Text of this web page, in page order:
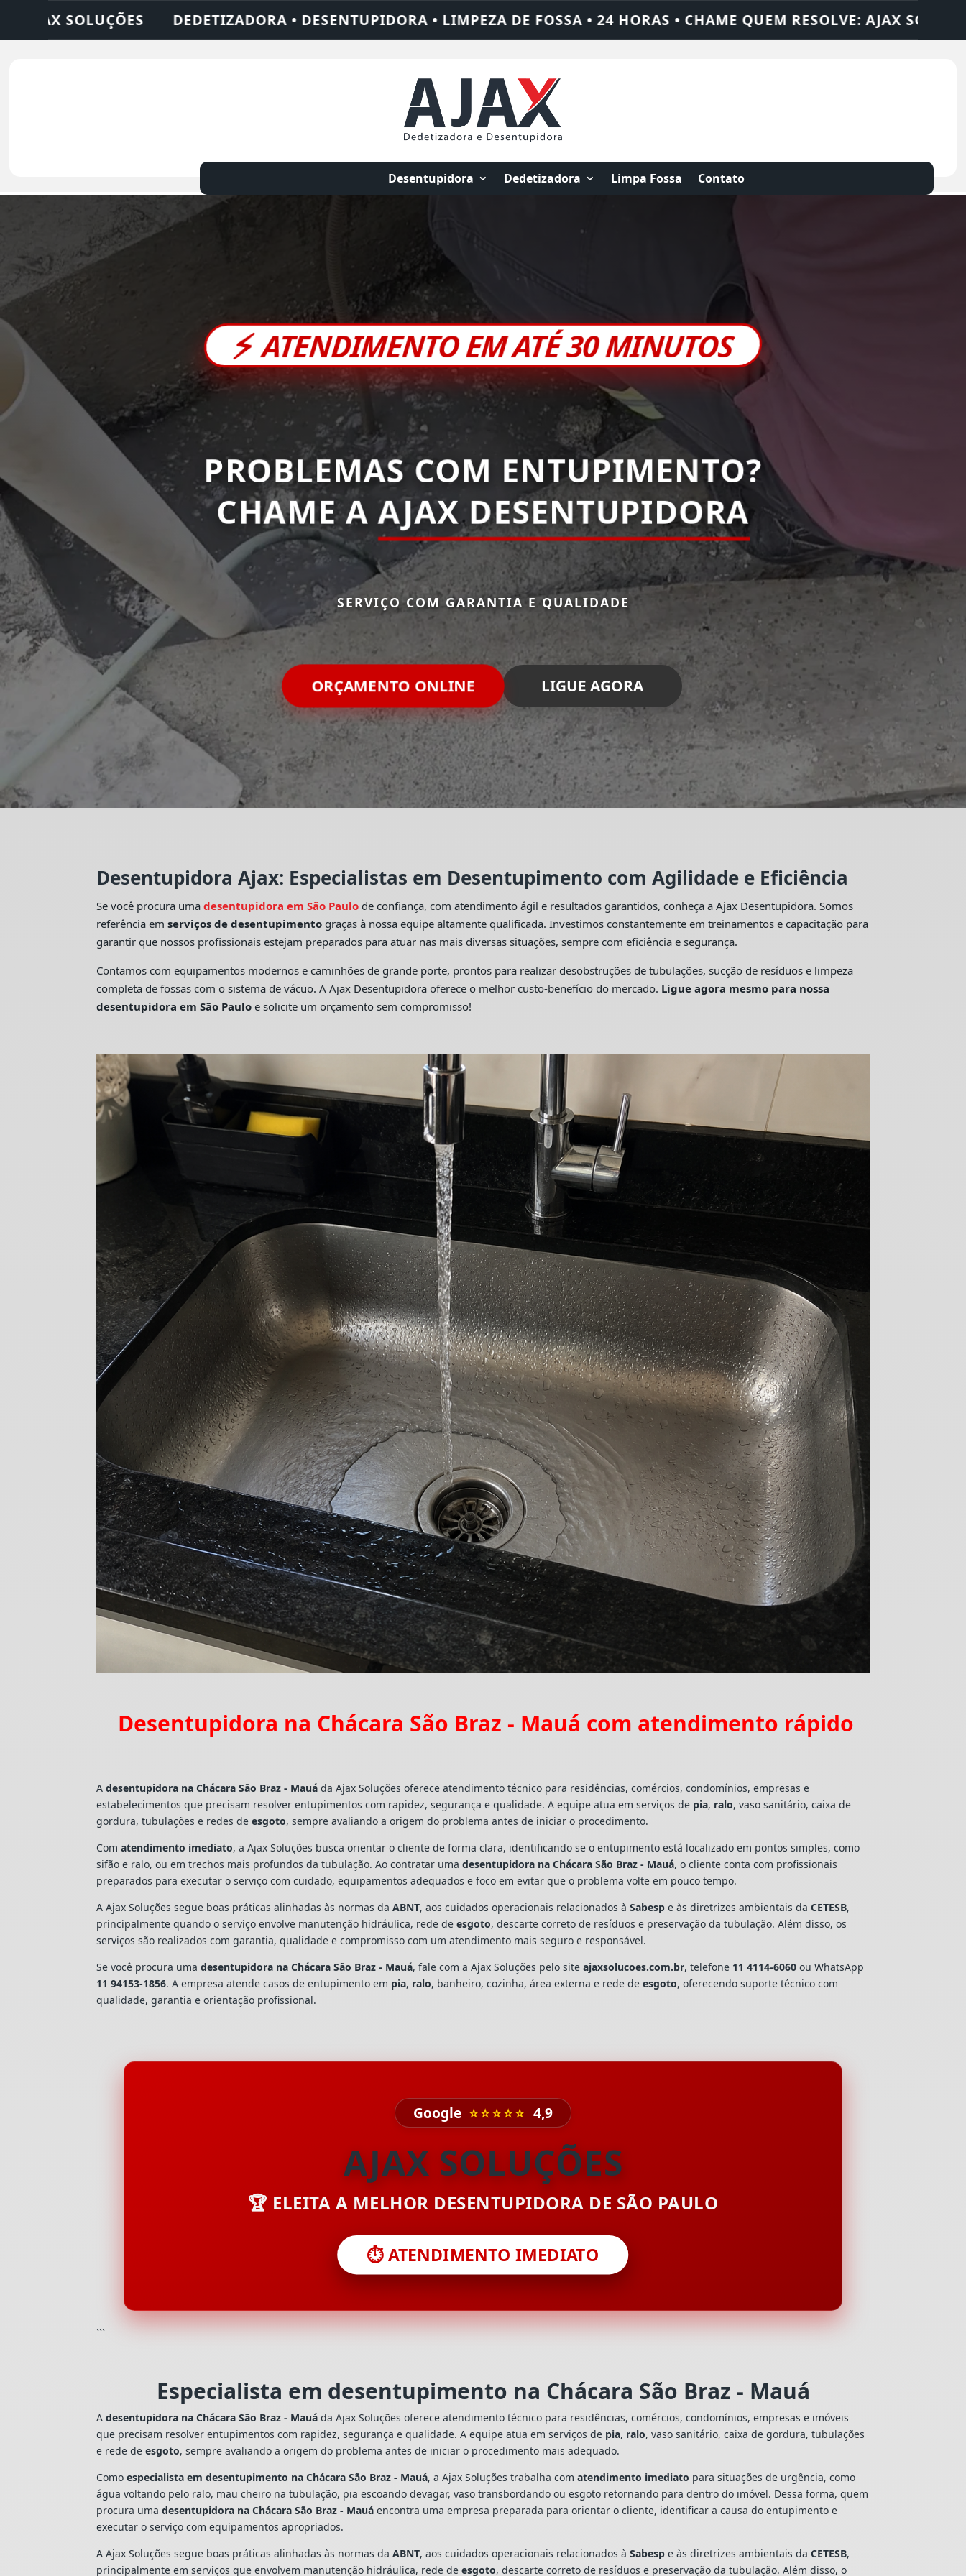
• DESENTUPIDORA • LIMPEZA DE FOSSA • 24 HORAS • CHAME QUEM RESOLVE: AJAX SOLUÇÕES DEDETIZADORA •
Desentupidora Dedetizadora Limpa Fossa Contato
⚡ATENDIMENTO EM ATÉ 30 MINUTOS
PROBLEMAS COM ENTUPIMENTO?
CHAME AAJAX DESENTUPIDORA
SERVIÇO COM GARANTIA E QUALIDADE
ORÇAMENTO ONLINE LIGUE AGORA
Desentupidora Ajax: Especialistas em Desentupimento com Agilidade e Eficiência
Se você procura umadesentupidora em São Paulo de confiança, com atendimento ágil e resultados garantidos, conheça a Ajax Desentupidora. Somos
referência emserviços de desentupimento graças à nossa equipe altamente qualificada. Investimos constantemente em treinamentos e capacitação para
garantir que nossos profissionais estejam preparados para atuar nas mais diversas situações, sempre com eficiência e segurança.
Contamos com equipamentos modernos e caminhões de grande porte, prontos para realizar desobstruções de tubulações, sucção de resíduos e limpeza
completa de fossas com o sistema de vácuo. A Ajax Desentupidora oferece o melhor custo-benefício do mercado. Ligue agora mesmo para nossa
desentupidora em São Paulo e solicite um orçamento sem compromisso!
Desentupidora na Chácara São Braz - Mauá com atendimento rápido
Adesentupidora na Chácara São Braz - Mauá da Ajax Soluções oferece atendimento técnico para residências, comércios, condomínios, empresas e
estabelecimentos que precisam resolver entupimentos com rapidez, segurança e qualidade. A equipe atua em serviços de pia, ralo, vaso sanitário, caixa de
gordura, tubulações e redes deesgoto, sempre avaliando a origem do problema antes de iniciar o procedimento.
Comatendimento imediato, a Ajax Soluções busca orientar o cliente de forma clara, identificando se o entupimento está localizado em pontos simples, como
sifão e ralo, ou em trechos mais profundos da tubulação. Ao contratar umadesentupidora na Chácara São Braz - Mauá, o cliente conta com profissionais
preparados para executar o serviço com cuidado, equipamentos adequados e foco em evitar que o problema volte em pouco tempo.
A Ajax Soluções segue boas práticas alinhadas às normas daABNT, aos cuidados operacionais relacionados àSabesp e às diretrizes ambientais daCETESB,
principalmente quando o serviço envolve manutenção hidráulica, rede deesgoto, descarte correto de resíduos e preservação da tubulação. Além disso, os
serviços são realizados com garantia, qualidade e compromisso com um atendimento mais seguro e responsável.
Se você procura umadesentupidora na Chácara São Braz - Mauá, fale com a Ajax Soluções pelo siteajaxsolucoes.com.br, telefone 11 4114-6060 ou WhatsApp
11 94153-1856. A empresa atende casos de entupimento em pia, ralo, banheiro, cozinha, área externa e rede deesgoto, oferecendo suporte técnico com
qualidade, garantia e orientação profissional.
Google ⭐⭐⭐⭐⭐ 4,9
AJAX SOLUÇÕES
🏆 ELEITA A MELHOR DESENTUPIDORA DE SÃO PAULO
⏱️ ATENDIMENTO IMEDIATO
```
Especialista em desentupimento na Chácara São Braz - Mauá
Adesentupidora na Chácara São Braz - Mauá da Ajax Soluções oferece atendimento técnico para residências, comércios, condomínios, empresas e imóveis
que precisam resolver entupimentos com rapidez, segurança e qualidade. A equipe atua em serviços de pia, ralo, vaso sanitário, caixa de gordura, tubulações
e rede deesgoto, sempre avaliando a origem do problema antes de iniciar o procedimento mais adequado.
Comoespecialista em desentupimento na Chácara São Braz - Mauá, a Ajax Soluções trabalha comatendimento imediato para situações de urgência, como
água voltando pelo ralo, mau cheiro na tubulação, pia escoando devagar, vaso transbordando ou esgoto retornando para dentro do imóvel. Dessa forma, quem
procura umadesentupidora na Chácara São Braz - Mauá encontra uma empresa preparada para orientar o cliente, identificar a causa do entupimento e
executar o serviço com equipamentos apropriados.
A Ajax Soluções segue boas práticas alinhadas às normas daABNT, aos cuidados operacionais relacionados àSabesp e às diretrizes ambientais daCETESB,
principalmente em serviços que envolvem manutenção hidráulica, rede deesgoto, descarte correto de resíduos e preservação da tubulação. Além disso, o